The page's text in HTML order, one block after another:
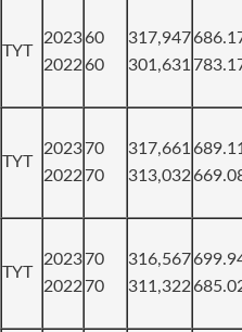
TYT
2023
2022
60
60
317,947
301,631
TYT
2023
2022
70
70
317,661
313,032
TYT
2023
2022
70
70
316,567
311,322